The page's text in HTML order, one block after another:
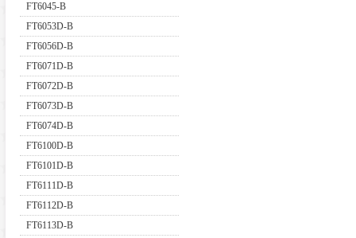
FT6045-B
FT6053D-B
FT6056D-B
FT6071D-B
FT6072D-B
FT6073D-B
FT6074D-B
FT6100D-B
FT6101D-B
FT6111D-B
FT6112D-B
FT6113D-B